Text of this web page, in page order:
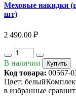
Меховые накидки
шт)
2 490.00 ₽
В наличии Купить
Код товара: 00567-
Цвет:
в избранные